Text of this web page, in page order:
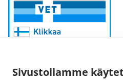
Sivustollamme